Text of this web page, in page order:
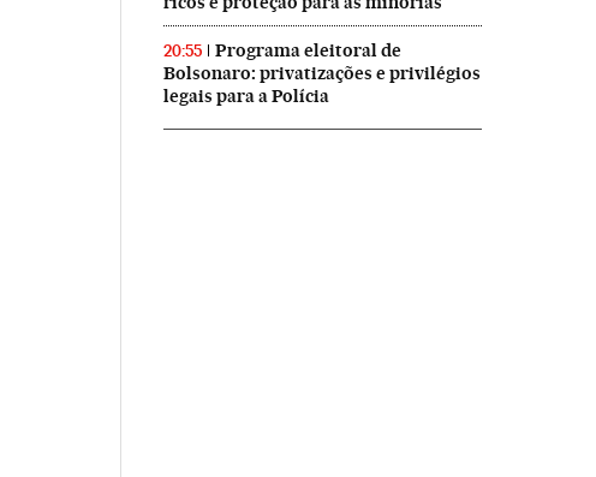
20:55
Programa eleitoral de
Bolsonaro: privatizações e privilégios
legais para a Polícia